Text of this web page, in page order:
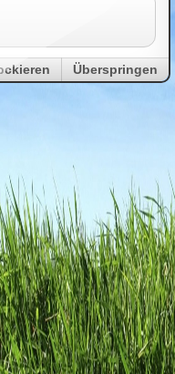
Überspringen